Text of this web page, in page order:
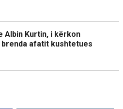
Albin Kurtin, i kërkon
afatit kushtetues